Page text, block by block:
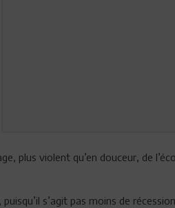
plus violent qu’en douceur, de
s’agit pas moins de